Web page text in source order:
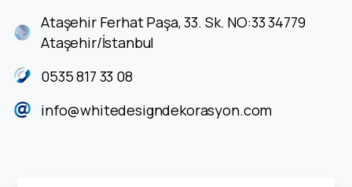
Ataşehir Ferhat Paşa, 33. Sk. NO:33 34779
Ataşehir/İstanbul
0535 817 33 08
info@whitedesigndekorasyon.com